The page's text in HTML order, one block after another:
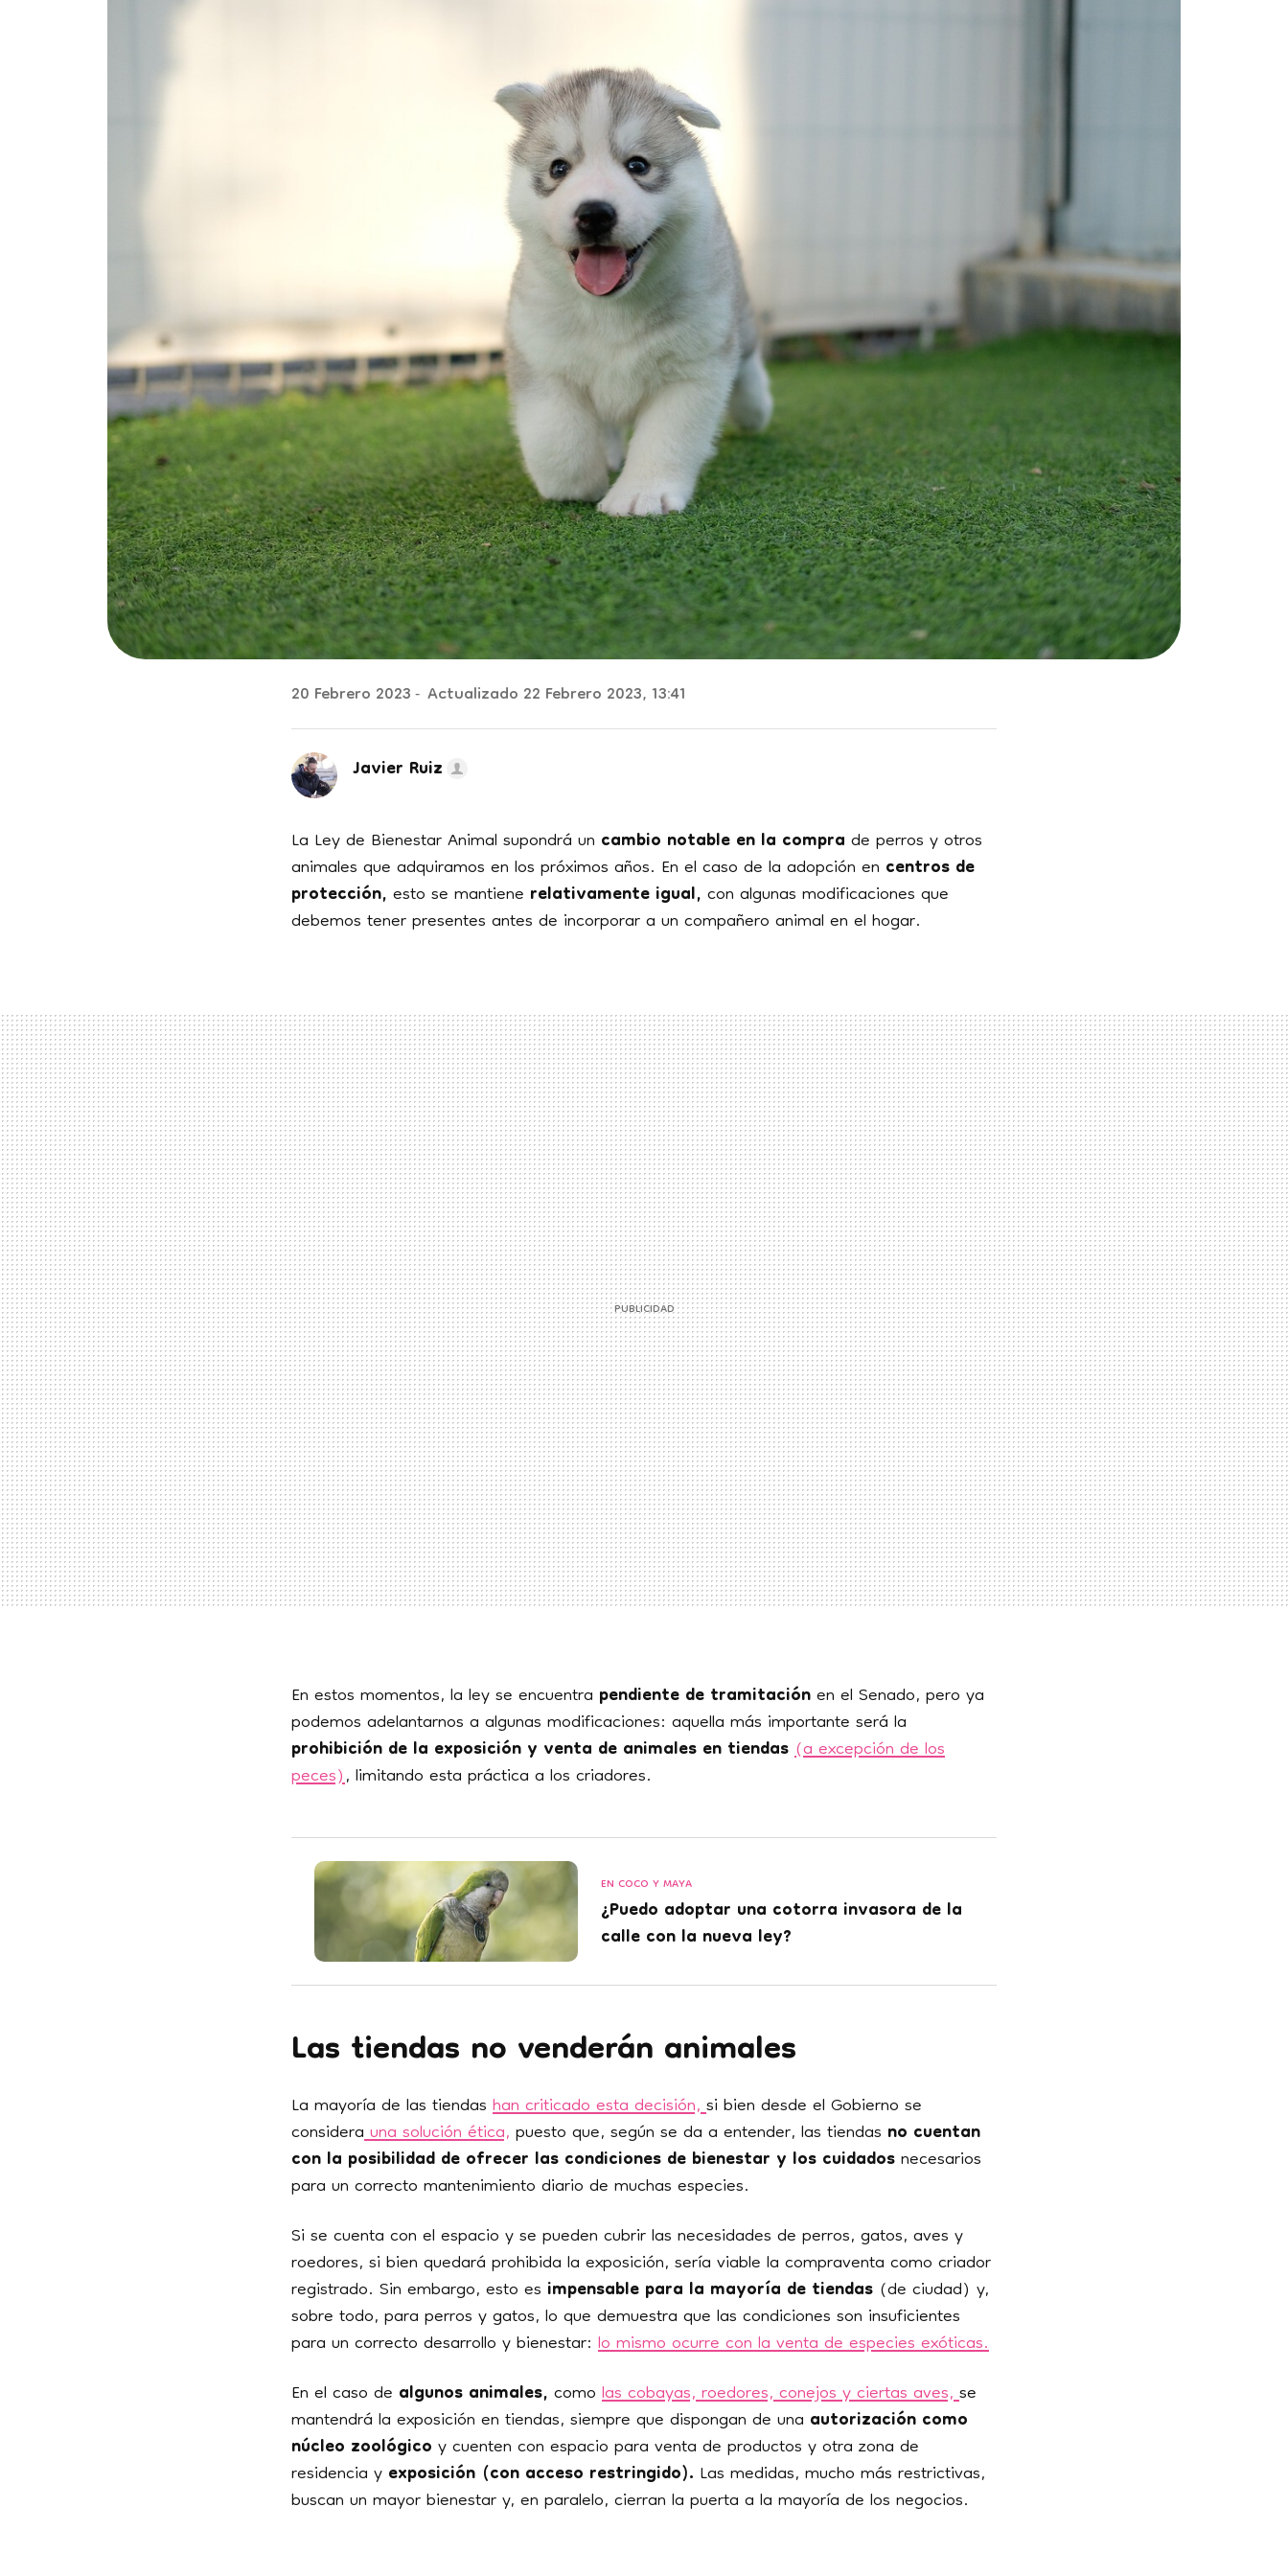
20 Febrero 2023 Actualizado 22 Febrero 2023, 13:41
Javier Ruiz
La Ley de Bienestar Animal supondrá uncambio notable en la comprade perros y otros
animales que adquiramos en los próximos años. En el caso de la adopción encentros de
protección,esto se mantienerelativamente igual,con algunas modificaciones que
debemos tener presentes antes de incorporar a un compañero animal en el hogar.
En estos momentos, la ley se encuentrapendiente de tramitaciónen el Senado, pero ya
podemos adelantarnos a algunas modificaciones: aquella más importante será la
prohibición de la exposición y venta de animalesen tiendas(a excepción de los
peces), limitando esta práctica a los criadores.
EN COCO Y MAYA
¿Puedo adoptar una cotorra invasora de la
calle con la nueva ley?
Las tiendas no venderán animales
La mayoría de las tiendashan criticado esta decisión,si bien desde el Gobierno se
considerauna solución ética,puesto que, según se da a entender, las tiendasno cuentan
con la posibilidad de ofrecer las condiciones de bienestar y los cuidadosnecesarios
para un correcto mantenimiento diario de muchas especies.
Si se cuenta con el espacio y se pueden cubrir las necesidades de perros, gatos, aves y
roedores, si bien quedará prohibida la exposición, sería viable la compraventa como criador
registrado. Sin embargo, esto esimpensable para la mayoría de tiendas(de ciudad) y,
sobre todo, para perros y gatos, lo que demuestra que las condiciones son insuficientes
para un correcto desarrollo y bienestar:lo mismo ocurre con la venta de especies exóticas.
En el caso dealgunos animales,comolas cobayas, roedores, conejos y ciertas aves,se
mantendrá la exposición en tiendas, siempre que dispongan de unaautorización como
núcleo zoológicoy cuenten con espacio para venta de productos y otra zona de
residencia yexposición (con acceso restringido).Las medidas, mucho más restrictivas,
buscan un mayor bienestar y, en paralelo, cierran la puerta a la mayoría de los negocios.